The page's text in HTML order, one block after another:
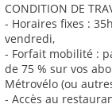
CONDITION DE
- Horaires fixes :
vendredi,
- Forfait mobilité :
de 75 % sur vos
Métrovélo (ou
- Accès au